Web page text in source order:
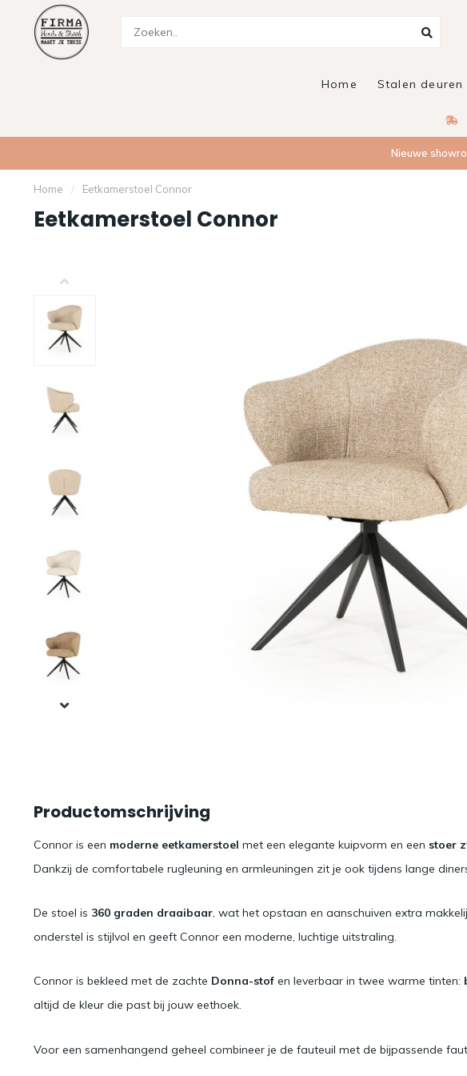
Home Stalen deuren
Nieuwe
Home / Eetkamerstoel Connor
Eetkamerstoel Connor
Productomschrijving
Connor is een moderne eetkamerstoel met een elegante kuipvorm en een stoer
Dankzij de comfortabele rugleuning en armleuningen zit je ook tijdens lange
De stoel is 360 graden draaibaar, wat het opstaan en aanschuiven extra
onderstel is stijlvol en geeft Connor een moderne, luchtige uitstraling.
Connor is bekleed met de zachte Donna-stof en leverbaar in twee warme tinten:
altijd de kleur die past bij jouw eethoek.
Voor een samenhangend geheel combineer je de fauteuil met de bijpassende